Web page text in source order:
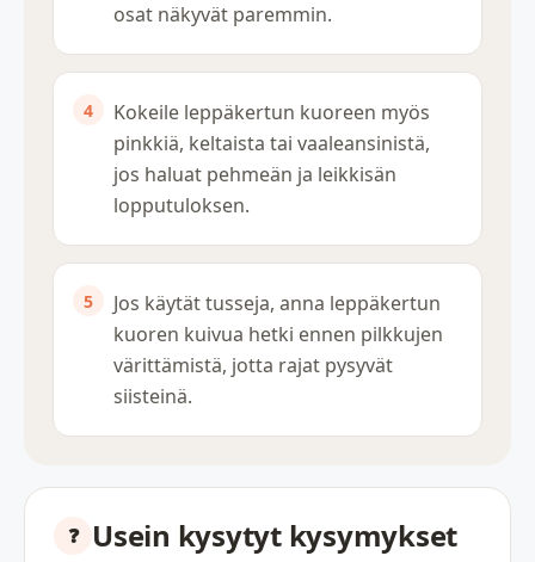
osat näkyvät paremmin.
Kokeile leppäkertun kuoreen myös
pinkkiä, keltaista tai vaaleansinistä,
jos haluat pehmeän ja leikkisän
lopputuloksen.
Jos käytät tusseja, anna leppäkertun
kuoren kuivua hetki ennen pilkkujen
värittämistä, jotta rajat pysyvät
siisteinä.
Usein kysytyt kysymykset